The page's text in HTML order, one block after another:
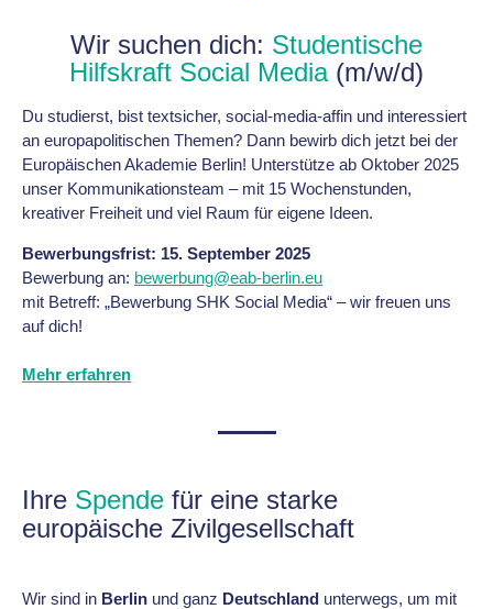
Wir suchen dich: Studentische
Hilfskraft Social Media(m/w/d)
Du studierst, bist textsicher, social-media-affin und interessiert
an europapolitischen Themen? Dann bewirb dich jetzt bei der
Europäischen Akademie Berlin! Unterstütze ab Oktober 2025
unser Kommunikationsteam – mit 15 Wochenstunden,
kreativer Freiheit und viel Raum für eigene Ideen.
Bewerbungsfrist: 15. September 2025
Bewerbung an: bewerbung@eab-berlin.eu
mit Betreff: „Bewerbung SHK Social Media“ – wir freuen uns
auf dich!
Mehr erfahren
Ihre Spende für eine starke
europäische Zivilgesellschaft
Wir sind in Berlin und ganz Deutschland unterwegs, um mit